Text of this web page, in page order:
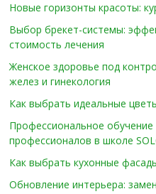
Новые горизонты красоты:
Выбор брекет-системы:
стоимость лечения
Женское здоровье под
желез и гинекология
Как выбрать идеальные
Профессиональное обучение
профессионалов в школе
Как выбрать кухонные
Обновление интерьера: